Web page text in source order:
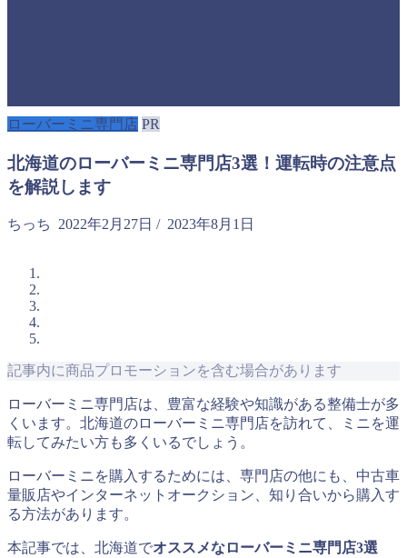
ローバーミニ専門店 PR
北海道のローバーミニ専門店3選！運転時の注意点
を解説します
ちっち 2022年2月27日 / 2023年8月1日
記事内に商品プロモーションを含む場合があります
ローバーミニ専門店は、豊富な経験や知識がある整備士が多
くいます。北海道のローバーミニ専門店を訪れて、ミニを運
転してみたい方も多くいるでしょう。
ローバーミニを購入するためには、専門店の他にも、中古車
量販店やインターネットオークション、知り合いから購入す
る方法があります。
本記事では、北海道でオススメなローバーミニ専門店3選